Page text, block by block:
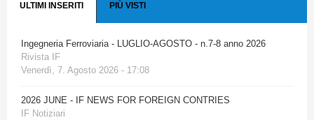
ULTIMI INSERITI PIÙ VISTI
Ingegneria Ferroviaria - LUGLIO-AGOSTO - n.7-8 anno 2026
Rivista IF
Venerdì, 7. Agosto 2026 - 17:08
2026 JUNE - IF NEWS FOR FOREIGN CONTRIES
IF Notiziari